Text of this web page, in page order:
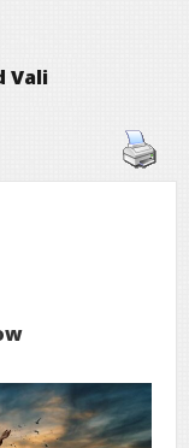
Vali